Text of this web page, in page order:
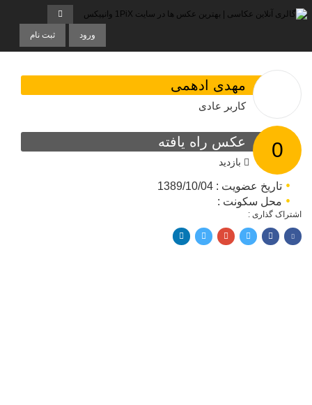
ورود ثبت نام
مهدی ادهمی
کاربر عادی
0 عکس راه یافته
بازدید
تاریخ عضویت : 1389/10/04
محل سکونت :
اشتراک گذاری :
اشتراک با فیسبوک
اشتراک در توییترپین کردن در پینترست
اشتراک با ایمیلاشتراک با لینکدین